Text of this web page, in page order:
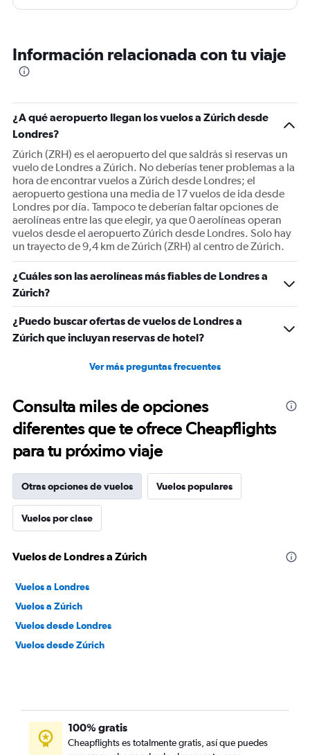
y no hay una oficina para poner la reclamación , nos han
Información relacionada con tu viaje
¿A qué aeropuerto llegan los vuelos a Zúrich desde
Londres?
Zúrich (ZRH) es el aeropuerto del que saldrás si reservas un
vuelo de Londres a Zúrich. No deberías tener problemas a la
hora de encontrar vuelos a Zúrich desde Londres; el
aeropuerto gestiona una media de 17 vuelos de ida desde
Londres por día. Tampoco te deberían faltar opciones de
aerolíneas entre las que elegir, ya que 0 aerolíneas operan
vuelos desde el aeropuerto Zúrich desde Londres. Solo hay
un trayecto de 9,4 km de Zúrich (ZRH) al centro de Zúrich.
¿Cuáles son las aerolíneas más fiables de Londres a
Zúrich?
¿Puedo buscar ofertas de vuelos de Londres a
Zúrich que incluyan reservas de hotel?
Ver más preguntas frecuentes
Consulta miles de opciones
diferentes que te ofrece Cheapflights
para tu próximo viaje
Otras opciones de vuelos Vuelos populares
Vuelos por clase
Vuelos de Londres a Zúrich
Vuelos a Londres
Vuelos a Zúrich
Vuelos desde Londres
Vuelos desde Zúrich
100% gratis
Cheapflights es totalmente gratis, así que puedes